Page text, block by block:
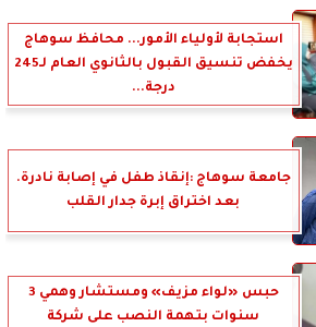
استجابة لأولياء الأمور... محافظ سوهاج
يخفض تنسيق القبول بالثانوي العام لـ245
درجة...
جامعة سوهاج :إنقاذ طفل في إصابة نادرة.
بعد اختراق إبرة جدار القلب
حبس «لواء مزيف» ومستشار وهمي 3
سنوات بتهمة النصب على شركة